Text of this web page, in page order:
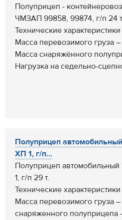
Полуприцеп -
ЧМЗАП 99858, 99874, г/п 24
Технические характеристики
Масса перевозимого груза
Масса снаряжённого
Нагрузка на седельно-
Полуприцеп
ХП 1, г/п...
Полуприцеп
1, г/п 29 т.
Технические характеристики
Масса перевозимого груза
снаряженного полуприцепа